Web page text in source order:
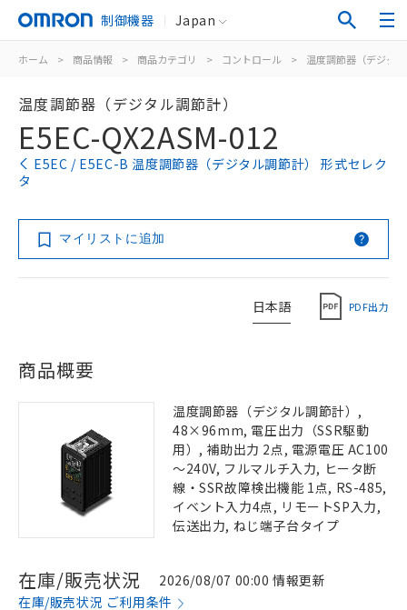
制御機器 Japan
ホーム > 商品情報 > 商品カテゴリ > コントロール > 温度調節器（デジタ
温度調節器（デジタル調節計）
E5EC-QX2ASM-012
E5EC / E5EC-B 温度調節器（デジタル調節計） 形式セレク
タ
マイリストに追加
日本語 PDF出力
商品概要
温度調節器（デジタル調節計）,
48×96mm, 電圧出力（SSR駆動
用）, 補助出力 2点, 電源電圧 AC100
～240V, フルマルチ入力, ヒータ断
線・SSR故障検出機能 1点, RS-485,
イベント入力4点, リモートSP入力,
伝送出力, ねじ端子台タイプ
在庫/販売状況
2026/08/07 00:00 情報更新
在庫/販売状況 ご利用条件